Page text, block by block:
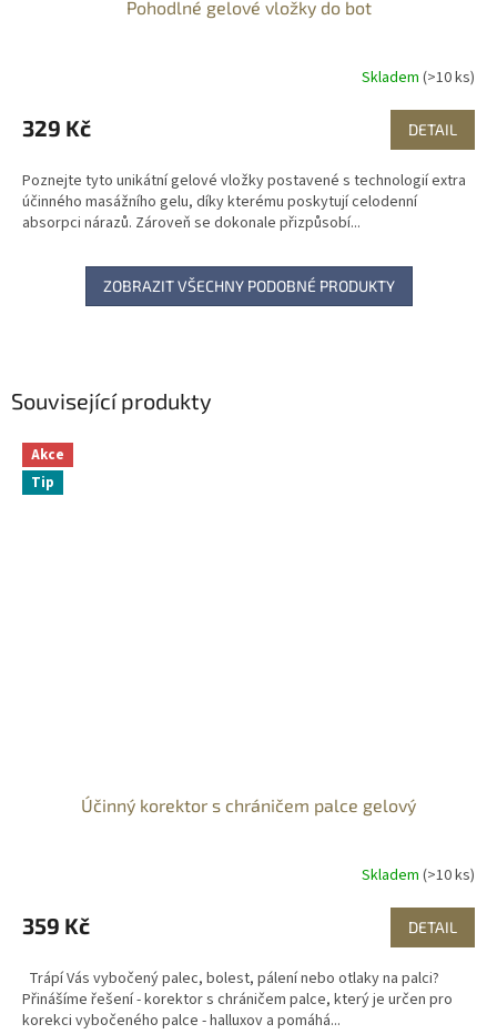
Související produkty
Akce
Tip
Účinný korektor s chráničem palce gelový
Skladem (>10 ks)
359 Kč DETAIL
Trápí Vás vybočený palec, bolest, pálení nebo otlaky na palci?
Přinášíme řešení - korektor s chráničem palce, který je určen pro
korekci vybočeného palce - halluxov a pomáhá...
Pohodlné gelové vložky do bot
Skladem (>10 ks)
329 Kč DETAIL
Poznejte tyto unikátní gelové vložky postavené s technologií extra
účinného masážního gelu, díky kterému poskytují celodenní
absorpci nárazů. Zároveň se dokonale přizpůsobí...
ZOBRAZIT VŠECHNY PODOBNÉ PRODUKTY